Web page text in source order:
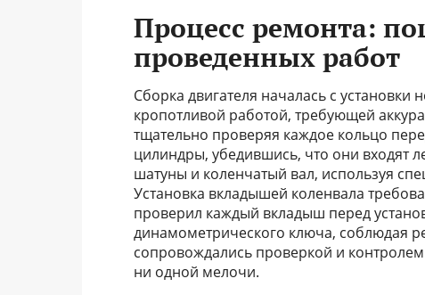
Процесс ремонта:
проведенных работ
Сборка двигателя началась с
кропотливой работой, требующей
тщательно проверяя каждое кольцо
цилиндры, убедившись, что они входят
шатуны и коленчатый вал, используя
Установка вкладышей коленвала
проверил каждый вкладыш перед
динамометрического ключа, соблюдая
сопровождались проверкой и контролем
ни одной мелочи.